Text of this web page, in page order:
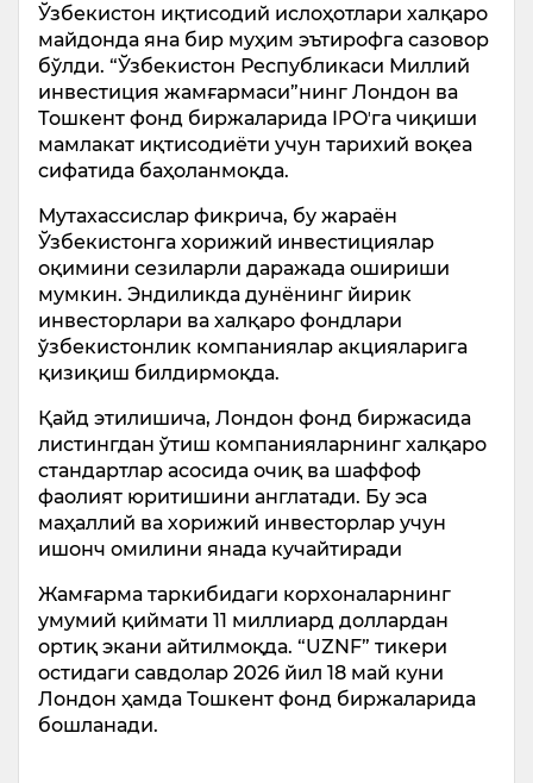
Ўзбекистон иқтисодий ислоҳотлари халқаро
майдонда яна бир муҳим эътирофга сазовор
бўлди. “Ўзбекистон Республикаси Миллий
инвестиция жамғармаси”нинг Лондон ва
Тошкент фонд биржаларида IPOʼга чиқиши
мамлакат иқтисодиёти учун тарихий воқеа
сифатида баҳоланмоқда.
Мутахассислар фикрича, бу жараён
Ўзбекистонга хорижий инвестициялар
оқимини сезиларли даражада ошириши
мумкин. Эндиликда дунёнинг йирик
инвесторлари ва халқаро фондлари
ўзбекистонлик компаниялар акцияларига
қизиқиш билдирмоқда.
Қайд этилишича, Лондон фонд биржасида
листингдан ўтиш компанияларнинг халқаро
стандартлар асосида очиқ ва шаффоф
фаолият юритишини англатади. Бу эса
маҳаллий ва хорижий инвесторлар учун
ишонч омилини янада кучайтиради
Жамғарма таркибидаги корхоналарнинг
умумий қиймати 11 миллиард доллардан
ортиқ экани айтилмоқда. “UZNF” тикери
остидаги савдолар 2026 йил 18 май куни
Лондон ҳамда Тошкент фонд биржаларида
бошланади.